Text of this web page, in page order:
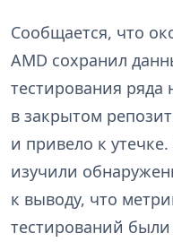
Сообщается, что
AMD сохранил
тестирования
в закрытом
и привело к
изучили
к выводу, что
тестирований